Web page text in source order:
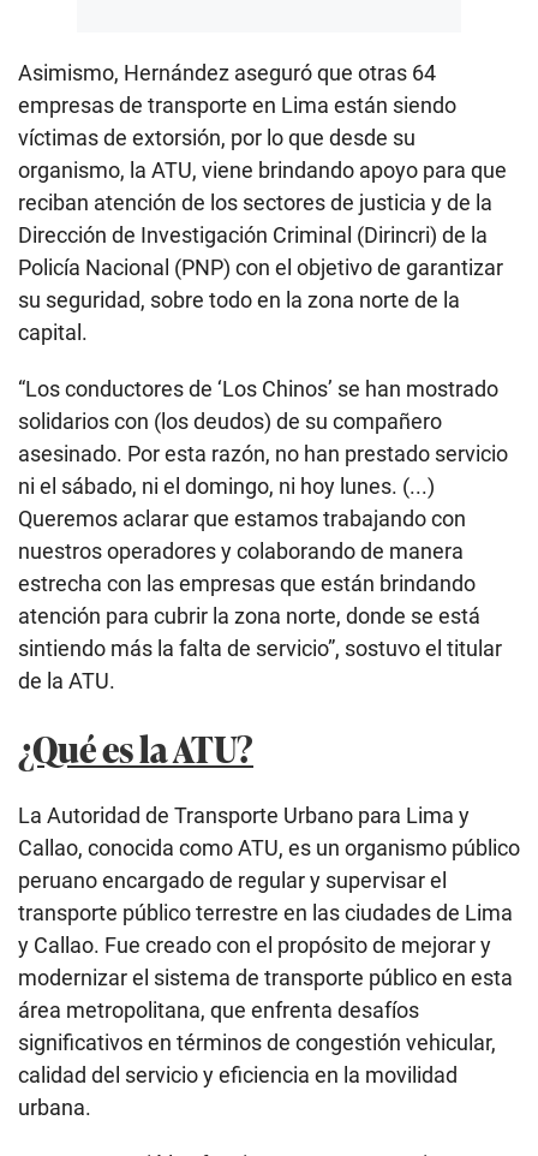
Asimismo, Hernández aseguró que otras 64
empresas de transporte en Lima están siendo
víctimas de extorsión, por lo que desde su
organismo, la ATU, viene brindando apoyo para que
reciban atención de los sectores de justicia y de la
Dirección de Investigación Criminal (Dirincri) de la
Policía Nacional (PNP) con el objetivo de garantizar
su seguridad, sobre todo en la zona norte de la
capital.
“Los conductores de ‘Los Chinos’ se han mostrado
solidarios con (los deudos) de su compañero
asesinado. Por esta razón, no han prestado servicio
ni el sábado, ni el domingo, ni hoy lunes. (...)
Queremos aclarar que estamos trabajando con
nuestros operadores y colaborando de manera
estrecha con las empresas que están brindando
atención para cubrir la zona norte, donde se está
sintiendo más la falta de servicio”, sostuvo el titular
de la ATU.
¿Qué es la ATU?
La Autoridad de Transporte Urbano para Lima y
Callao, conocida como ATU, es un organismo público
peruano encargado de regular y supervisar el
transporte público terrestre en las ciudades de Lima
y Callao. Fue creado con el propósito de mejorar y
modernizar el sistema de transporte público en esta
área metropolitana, que enfrenta desafíos
significativos en términos de congestión vehicular,
calidad del servicio y eficiencia en la movilidad
urbana.